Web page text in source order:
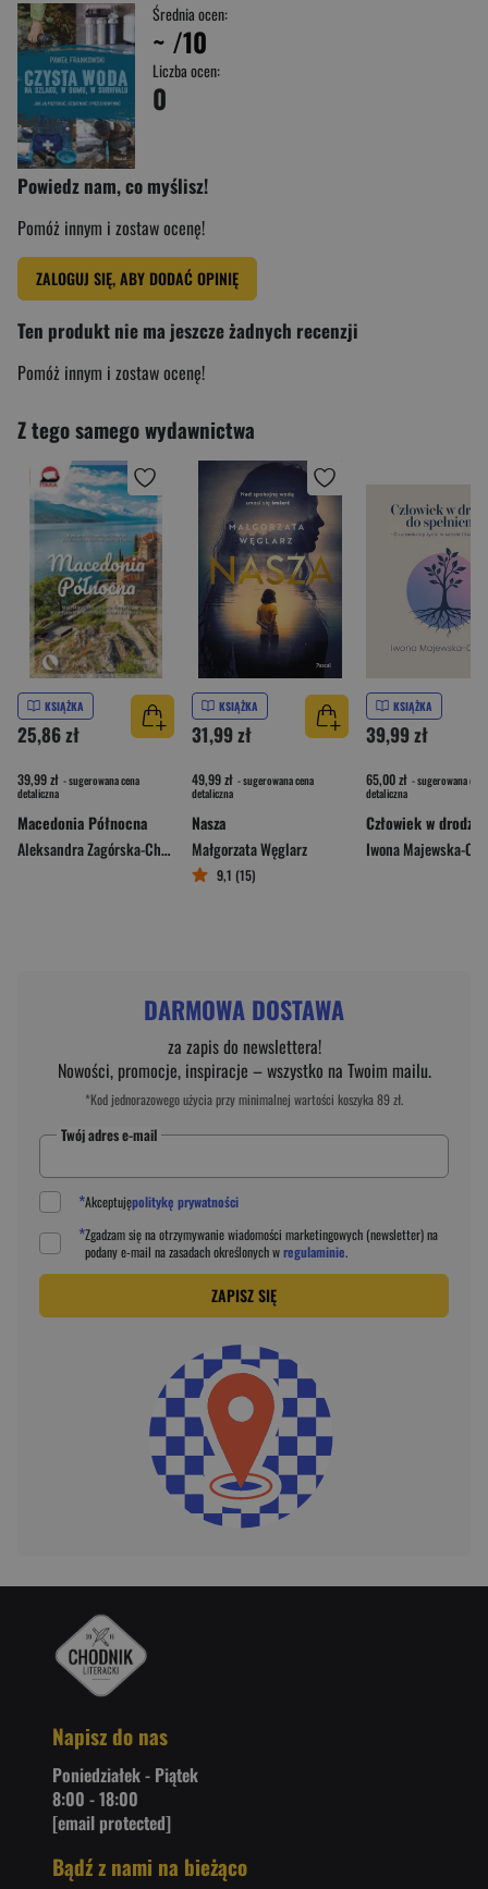
Średnia ocen:
~ /10
Liczba ocen:
0
Powiedz nam, co myślisz!
Pomóż innym i zostaw ocenę!
ZALOGUJ SIĘ, ABY DODAĆ OPINIĘ
Ten produkt nie ma jeszcze żadnych recenzji
Pomóż innym i zostaw ocenę!
Z tego samego wydawnictwa
KSIĄŻKA
25,86 zł
39,99 zł - sugerowana cena
detaliczna
Macedonia Północna
Aleksandra Zagórska-Chabros
KSIĄŻKA
31,99 zł
49,99 zł - sugerowana cena
detaliczna
Nasza
Małgorzata Węglarz
9,1 (15)
KSIĄŻKA
39,99 zł
65,00 zł - sugerowana cena
detaliczna
Iwona Majewska-
DARMOWA DOSTAWA
za zapis do newslettera!
Nowości, promocje, inspiracje – wszystko na Twoim mailu.
*Kod jednorazowego użycia przy minimalnej wartości koszyka 89 zł.
Twój adres e-mail
*Akceptujępolitykę prywatności
*Zgadzam się na otrzymywanie wiadomości marketingowych (newsletter) na
podanye-mail na zasadach określonych wregulaminie.
ZAPISZ SIĘ
Napisz do nas
Poniedziałek - Piątek
8:00 - 18:00
[email protected]
Bądź z nami na bieżąco